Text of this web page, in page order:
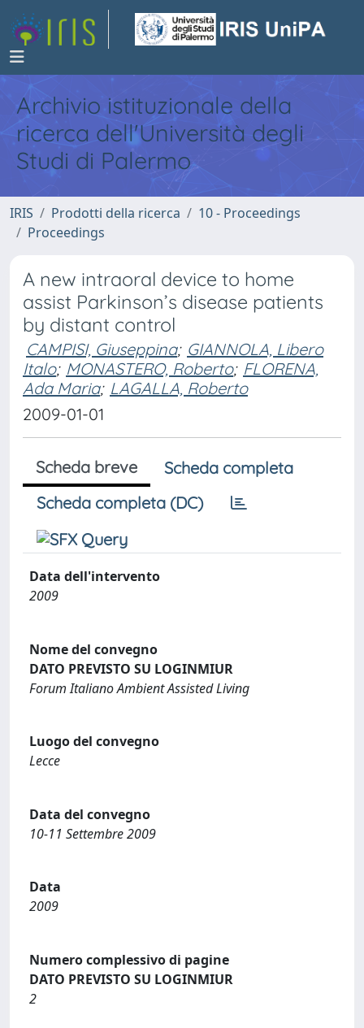
Archivio istituzionale della
ricerca dell'Università degli
Studi di Palermo
IRIS Prodotti della ricerca
10 - Proceedings
Proceedings
A new intraoral device to home
assist Parkinson’s disease patients
by distant control
CAMPISI, Giuseppina; GIANNOLA, Libero
Italo; MONASTERO, Roberto; FLORENA,
Ada Maria; LAGALLA, Roberto
2009-01-01
Scheda breve
Scheda completa
Scheda completa (DC)
Data dell'intervento
2009
Nome del convegno
DATO PREVISTO SU LOGINMIUR
Forum Italiano Ambient Assisted Living
Luogo del convegno
Lecce
Data del convegno
10-11 Settembre 2009
Data
2009
Numero complessivo di pagine
DATO PREVISTO SU LOGINMIUR
2